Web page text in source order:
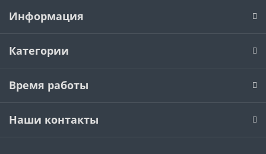
Информация
Категории
Время работы
Наши контакты